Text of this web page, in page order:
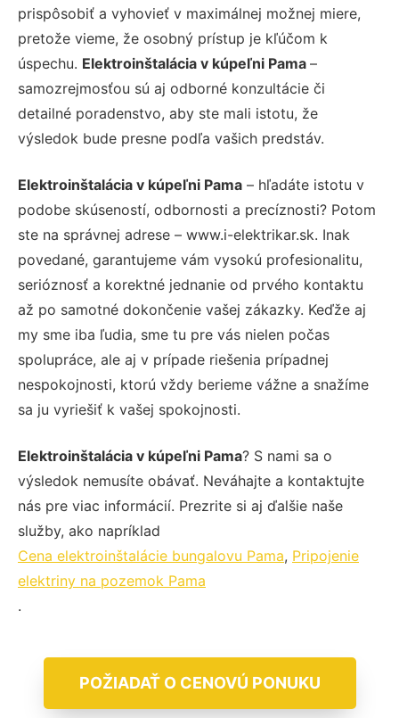
prispôsobiť a vyhovieť v maximálnej možnej miere,
pretože vieme, že osobný prístup je kľúčom k
úspechu. Elektroinštalácia v kúpeľni Pama –
samozrejmosťou sú aj odborné konzultácie či
detailné poradenstvo, aby ste mali istotu, že
výsledok bude presne podľa vašich predstáv.
Elektroinštalácia v kúpeľni Pama – hľadáte istotu v
podobe skúseností, odbornosti a precíznosti? Potom
ste na správnej adrese – www.i-elektrikar.sk. Inak
povedané, garantujeme vám vysokú profesionalitu,
serióznosť a korektné jednanie od prvého kontaktu
až po samotné dokončenie vašej zákazky. Keďže aj
my sme iba ľudia, sme tu pre vás nielen počas
spolupráce, ale aj v prípade riešenia prípadnej
nespokojnosti, ktorú vždy berieme vážne a snažíme
sa ju vyriešiť k vašej spokojnosti.
Elektroinštalácia v kúpeľni Pama? S nami sa o
výsledok nemusíte obávať. Neváhajte a kontaktujte
nás pre viac informácií. Prezrite si aj ďalšie naše
služby, ako napríklad
Cena elektroinštalácie bungalovu Pama, Pripojenie
elektriny na pozemok Pama
.
POŽIADAŤ O CENOVÚ PONUKU